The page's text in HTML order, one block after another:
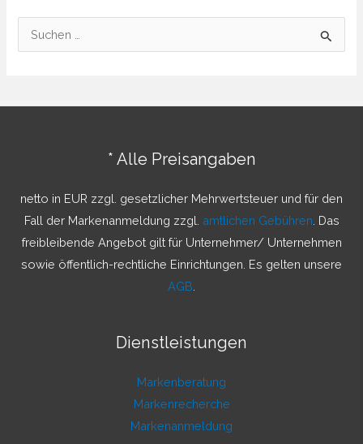
u
h
* Alle Preisangaben
netto in EUR zzgl. gesetzlicher Mehrwertsteuer und für den
Fall der Markenanmeldung zzgl. amtlichen Gebühren . Das
freibleibende Angebot gilt für Unternehmer/ Unternehmen
sowie öffentlich-rechtliche Einrichtungen. Es gelten unsere
AGB
Dienstleistungen
Markenberatung
Markenrecherche
Markenanmeldung